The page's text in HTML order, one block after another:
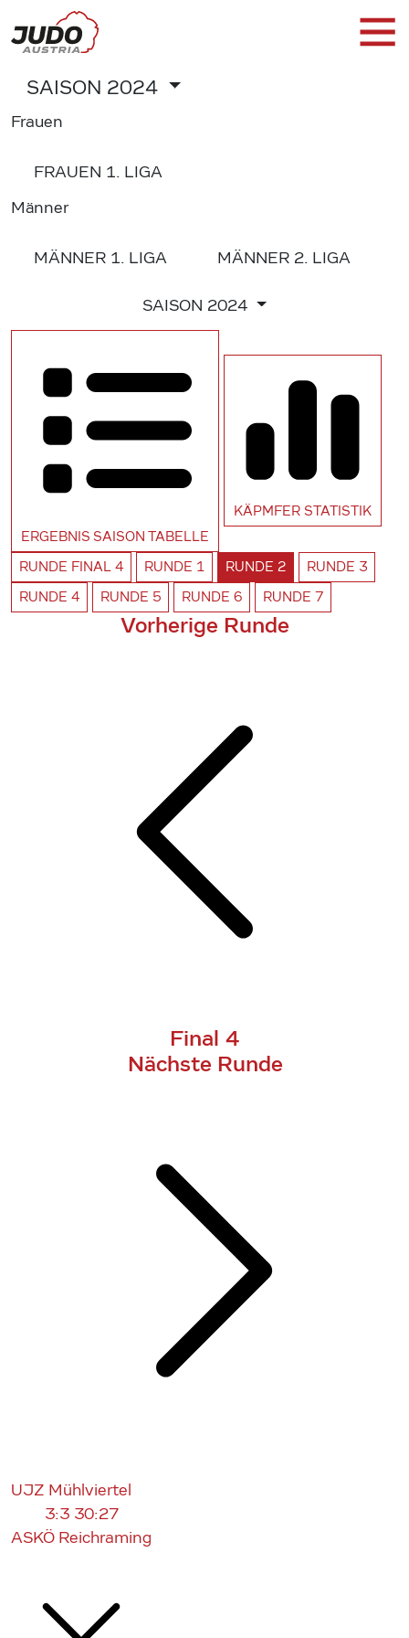
SAISON 2024
Frauen
FRAUEN 1. LIGA
Männer
MÄNNER 1. LIGA MÄNNER 2. LIGA
SAISON 2024
ERGEBNIS SAISON TABELLE
KÄPMFER STATISTIK
RUNDE FINAL 4 RUNDE 1 RUNDE 2 RUNDE 3
RUNDE 4 RUNDE 5 RUNDE 6 RUNDE 7
Vorherige Runde
Final 4
Nächste Runde
UJZ Mühlviertel
3:3 30:27
ASKÖ Reichraming